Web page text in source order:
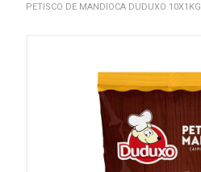
PETISCO DE MANDIOCA DUDUXO 10X1KG